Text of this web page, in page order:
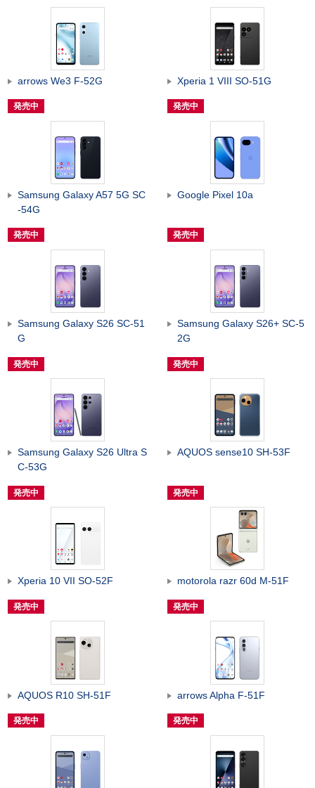
arrows We3 F-52G
発売中
Xperia 1 VIII SO-51G
発売中
Samsung Galaxy A57 5G SC
-54G
発売中
Google Pixel 10a
発売中
Samsung Galaxy S26 SC-51
G
発売中
Samsung Galaxy S26+ SC-5
2G
発売中
Samsung Galaxy S26 Ultra S
C-53G
発売中
AQUOS sense10 SH-53F
発売中
Xperia 10 VII SO-52F
発売中
motorola razr 60d M-51F
発売中
AQUOS R10 SH-51F
発売中
arrows Alpha F-51F
発売中